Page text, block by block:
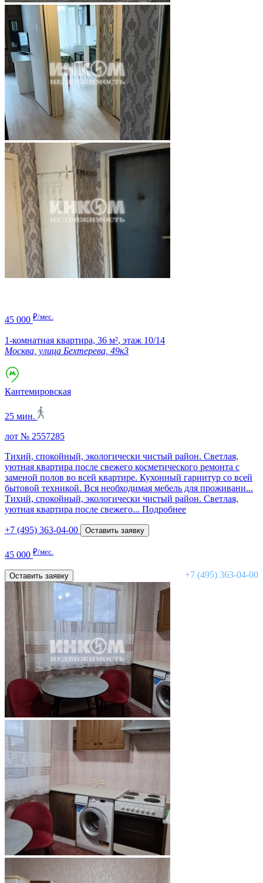
45 000 ₽/мес.
1-комнатная квартира, 36 м², этаж 10/14
Москва, улица Бехтерева, 49к3
Кантемировская
25 мин.
лот № 2557285
Тихий, спокойный, экологически чистый район. Светлая,
уютная квартира после свежего косметического ремонта с
заменой полов во всей квартире. Кухонный гарнитур со всей
бытовой техникой. Вся необходимая мебель для проживани...
Тихий, спокойный, экологически чистый район. Светлая,
уютная квартира после свежего... Подробнее
+7 (495) 363-04-00 Оставить заявку
45 000 ₽/мес.
+7 (495) 363-04-00
Оставить заявку